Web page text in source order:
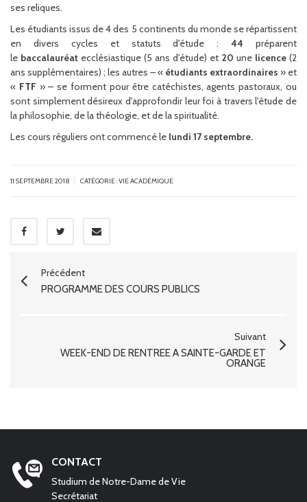
ses reliques.
Les étudiants issus de 4 des 5 continents du monde se répartissent
en divers cycles et statuts d'étude :44 préparent
le baccalauréat ecclésiastique (5 ans d'étude) et 20 une licence (2
ans supplémentaires) ; les autres – « étudiants extraordinaires » et
« FTF » – se forment pour être catéchistes, agents pastoraux, ou
sont simplement désireux d'approfondir leur foi à travers l'étude de
la philosophie, de la théologie, et de la spiritualité.
Les cours réguliers ont commencé le lundi 17septembre.
11 SEPTEMBRE 2018 CATÉGORIE :VIE ACADÉMIQUE
Précédent
PROGRAMME DES COURS PUBLICS
Suivant
WEEK-END DE RENTRÉE À SAINTE-GARDE ET
ORANGE
CONTACT
Studium de Notre-Dame de Vie
Secrétariat